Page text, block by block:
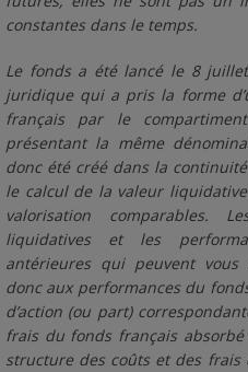
constantes dans le temps.
Le fonds a été lancé le 8 juillet
juridique qui a pris la forme
français par le
présentant la même
donc été créé dans la
le calcul de la valeur
valorisation comparables.
liquidatives et les
antérieures qui peuvent
donc aux performances du
d’action (ou part)
frais du fonds français
structure des coûts et des frais